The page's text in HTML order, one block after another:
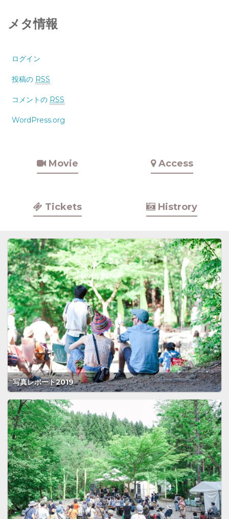
メタ情報
ログイン
投稿の RSS
コメントの RSS
WordPress.org
Movie Access
Tickets Histrory
写真レポート2019